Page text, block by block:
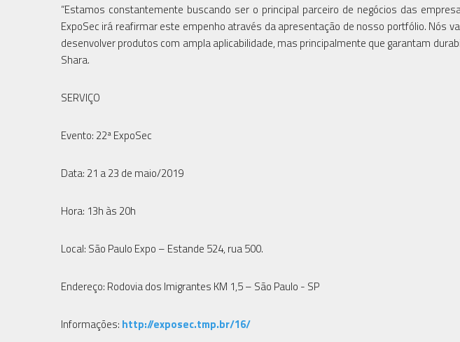
“Estamos constantemente buscando ser o principal parceiro de negócios das
ExpoSec irá reafirmar este empenho através da apresentação de nosso portfólio. Nós
desenvolver produtos com ampla aplicabilidade, mas principalmente que garantam
Shara.
SERVIÇO
Evento: 22ª ExpoSec
Data: 21 a 23 de maio/2019
Hora: 13h às 20h
Local: São Paulo Expo – Estande 524, rua 500.
Endereço: Rodovia dos Imigrantes KM 1,5 – São Paulo - SP
Informações: http://exposec.tmp.br/16/